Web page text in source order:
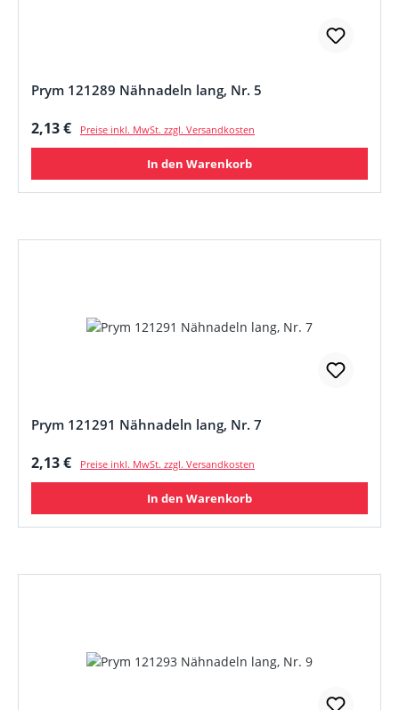
Prym 121289 Nähnadeln lang, Nr. 5
Regulärer Preis:
2,13 € Preise inkl. MwSt. zzgl. Versandkosten
In den Warenkorb
Prym 121291 Nähnadeln lang, Nr. 7
Regulärer Preis:
2,13 € Preise inkl. MwSt. zzgl. Versandkosten
In den Warenkorb